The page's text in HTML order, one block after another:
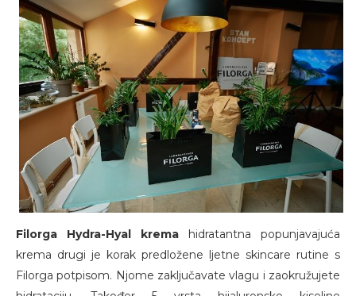
Filorga Hydra-Hyal krema hidratantna popunjavajuća
krema drugi je korak predložene ljetne skincare rutine s
Filorga potpisom. Njome zaključavate vlagu i zaokružujete